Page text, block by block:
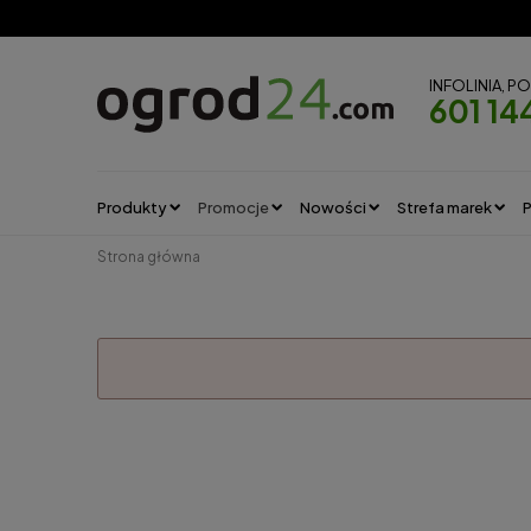
INFOLINIA,
601
Produkty Promocje Nowości Strefa marek
Strona główna